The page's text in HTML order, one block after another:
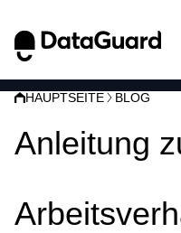
HAUPTSEITE BLOG
Anleitung